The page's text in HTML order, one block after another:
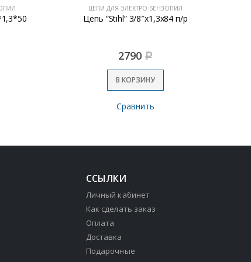
ЦЕПИ ДЛЯ ЭЛЕКТРО-БЕНЗОПИЛ
Цепь “Stihl” 3/8″х1,3х84 п/р
Р
В КОРЗИНУ
Сравнить
ССЫЛКИ
Личный кабинет
Как сделать заказ
Оплата
Доставка
Подарочные